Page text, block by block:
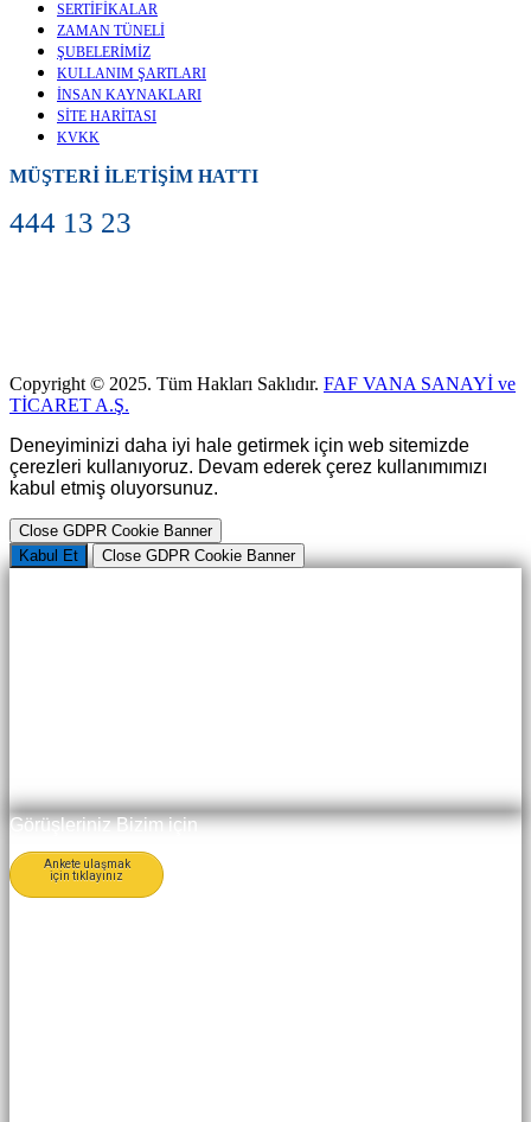
SERTİFİKALAR
ZAMAN TÜNELİ
ŞUBELERİMİZ
KULLANIM ŞARTLARI
İNSAN KAYNAKLARI
SİTE HARİTASI
KVKK
MÜŞTERİ İLETİŞİM HATTI
444 13 23
Copyright © 2025. Tüm Hakları Saklıdır. FAF VANA SANAYİ ve
TİCARET A.Ş.
Deneyiminizi daha iyi hale getirmek için web sitemizde
çerezleri kullanıyoruz. Devam ederek çerez kullanımımızı
kabul etmiş oluyorsunuz.
Close GDPR Cookie Banner
Kabul Et
Close GDPR Cookie Banner
Görüşleriniz Bizim için
Ankete ulaşmak
için tıklayınız